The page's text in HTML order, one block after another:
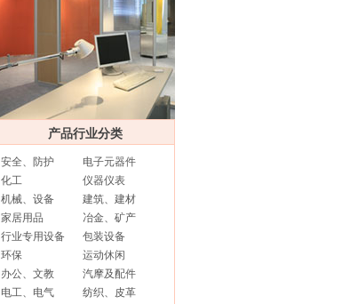
产品行业分类
安全、防护
电子元器件
化工
仪器仪表
机械、设备
建筑、建材
家居用品
冶金、矿产
行业专用设备
包装设备
环保
运动休闲
办公、文教
汽摩及配件
电工、电气
纺织、皮革